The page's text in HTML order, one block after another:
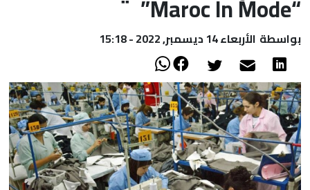
“Maroc In Mode”
بواسطة الأربعاء 14 ديسمبر, 2022 - 15:18